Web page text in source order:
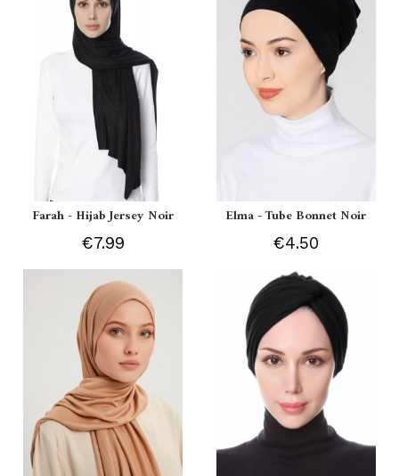
Farah - Hijab Jersey Noir
€7.99
Elma - Tube Bonnet Noir
€4.50